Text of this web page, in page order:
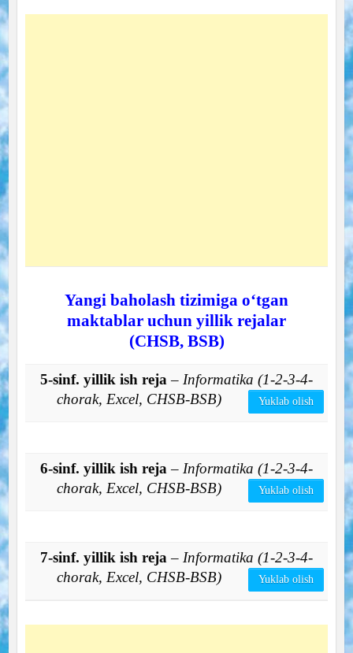
Yangi baholash tizimiga o‘tgan
maktablar uchun yillik rejalar
(CHSB, BSB)
5-sinf. yillik ish reja – Informatika (1-2-3-4-
chorak, Excel, CHSB-BSB)
Yuklab olish
6-sinf. yillik ish reja – Informatika (1-2-3-4-
chorak, Excel, CHSB-BSB)
Yuklab olish
7-sinf. yillik ish reja – Informatika (1-2-3-4-
chorak, Excel, CHSB-BSB)
Yuklab olish